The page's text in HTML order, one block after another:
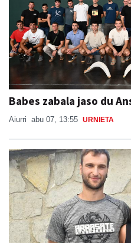
Babes zabala jaso du
Aiurri abu 07, 13:55 URNIETA